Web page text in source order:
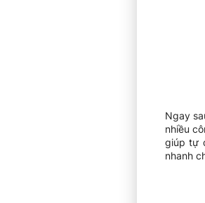
Ngay
nhiều
giúp tự
nhanh